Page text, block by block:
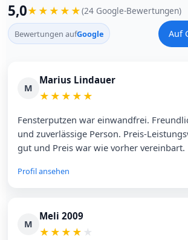
5,0★ ★ ★ ★ ★(24 Google-Bewertungen)
Bewertungen aufGoogle Auf
M
Marius Lindauer
★ ★ ★ ★ ★
Fensterputzen war einwandfrei.
und zuverlässige Person. Preis-
gut und Preis war wie vorher vereinbart.
Profil ansehen
M
Meli 2009
★ ★ ★ ★ ★